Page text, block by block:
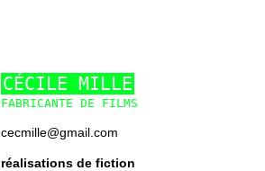
CÉCILE MILLE
FABRICANTE DE FILMS
cecmille@gmail.com
réalisations de fiction